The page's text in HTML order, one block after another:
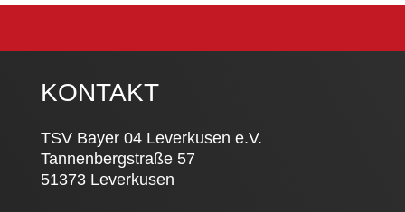
KONTAKT
TSV Bayer 04 Leverkusen e.V.
Tannenbergstraße 57
51373 Leverkusen